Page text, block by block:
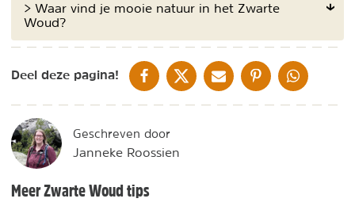
> Waar vind je mooie natuur in het Zwarte
Woud?
Deel deze pagina! DELEN OP FACEBOOK
DELEN OP XDELEN VIA DE MAIL
DELEN OP PINTEREST
DELEN OP
Geschreven door
Janneke Roossien
Meer Zwarte Woud tips